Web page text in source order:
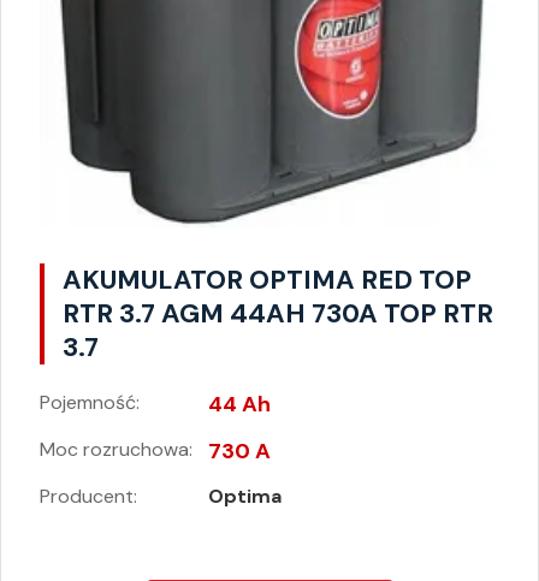
AKUMULATOR OPTIMA RED TOP
RTR 3.7 AGM 44AH 730A TOP RTR
3.7
Pojemność: 44 Ah
Moc rozruchowa: 730 A
Producent: Optima